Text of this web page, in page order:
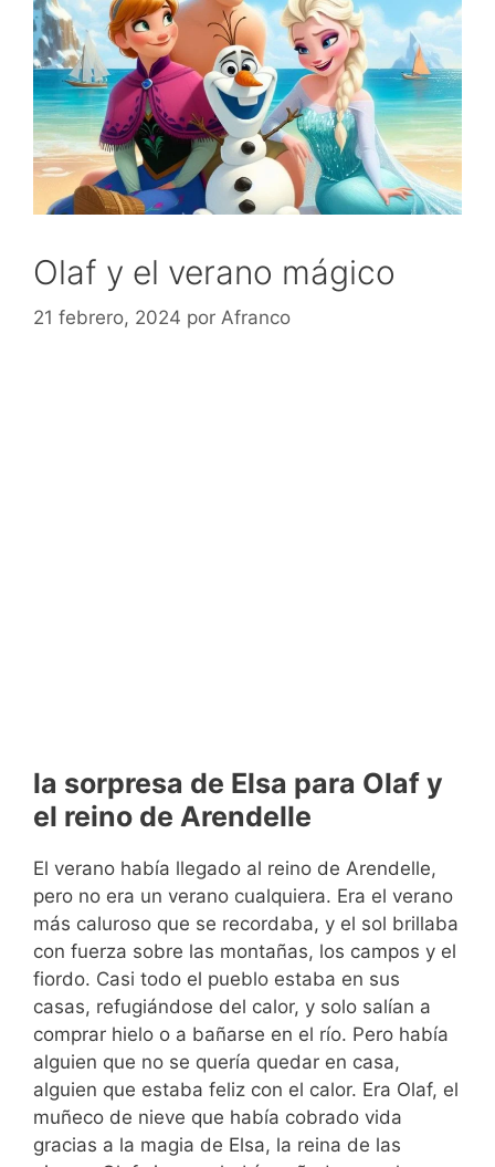
Olaf y el verano mágico
21 febrero, 2024 por Afranco
la sorpresa de Elsa para Olaf y
el reino de Arendelle
El verano había llegado al reino de Arendelle,
pero no era un verano cualquiera. Era el verano
más caluroso que se recordaba, y el sol brillaba
con fuerza sobre las montañas, los campos y el
fiordo. Casi todo el pueblo estaba en sus
casas, refugiándose del calor, y solo salían a
comprar hielo o a bañarse en el río. Pero había
alguien que no se quería quedar en casa,
alguien que estaba feliz con el calor. Era Olaf, el
muñeco de nieve que había cobrado vida
gracias a la magia de Elsa, la reina de las